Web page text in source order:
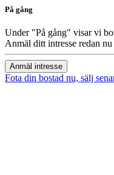
På gång
Under "På gång" visar vi
Anmäl ditt intresse redan
Anmäl intresse
Fota din bostad nu, sälj